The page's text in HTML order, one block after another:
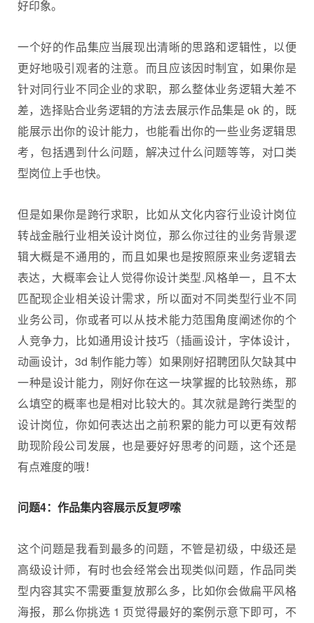
好印象。
一个好的作品集应当展现出清晰的思路和逻辑性，以便
更好地吸引观者的注意。而且应该因时制宜，如果你是
针对同行业不同企业的求职，那么整体业务逻辑大差不
差，选择贴合业务逻辑的方法去展示作品集是 ok 的，既
能展示出你的设计能力，也能看出你的一些业务逻辑思
考，包括遇到什么问题，解决过什么问题等等，对口类
型岗位上手也快。
但是如果你是跨行求职，比如从文化内容行业设计岗位
转战金融行业相关设计岗位，那么你过往的业务背景逻
辑大概是不通用的，而且如果也是按照原来业务逻辑去
表达，大概率会让人觉得你设计类型.风格单一，且不太
匹配现企业相关设计需求，所以面对不同类型行业不同
业务公司，你或者可以从技术能力范围角度阐述你的个
人竞争力，比如通用设计技巧（插画设计，字体设计，
动画设计，3d 制作能力等）如果刚好招聘团队欠缺其中
一种是设计能力，刚好你在这一块掌握的比较熟练，那
么填空的概率也是相对比较大的。其次就是跨行类型的
设计岗位，你如何表达出之前积累的能力可以更有效帮
助现阶段公司发展，也是要好好思考的问题，这个还是
有点难度的哦！
问题4：作品集内容展示反复啰嗦
这个问题是我看到最多的问题，不管是初级，中级还是
高级设计师，有时也会经常会出现类似问题，作品同类
型内容其实不需要重复放那么多，比如你会做扁平风格
海报，那么你挑选 1 页觉得最好的案例示意下即可，不